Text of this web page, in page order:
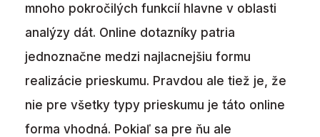
mnoho pokročilých funkcií hlavne v oblasti
analýzy dát. Online dotazníky patria
jednoznačne medzi najlacnejšiu formu
realizácie prieskumu. Pravdou ale tiež je, že
nie pre všetky typy prieskumu je táto online
forma vhodná. Pokiaľ sa pre ňu ale